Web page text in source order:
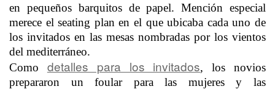
en pequeños barquitos de papel. Mención especial
merece el seating plan en el que ubicaba cada uno de
los invitados en las mesas nombradas por los vientos
del mediterráneo.
Como detalles para los invitados, los novios
prepararon un foular para las mujeres y las